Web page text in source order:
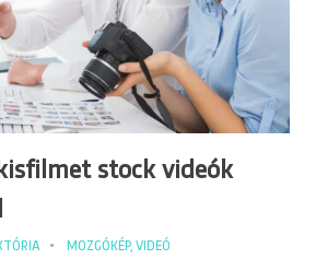
stock videók
MOZGÓKÉP, VIDEÓ